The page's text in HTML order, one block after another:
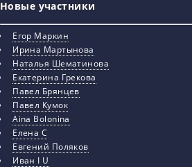
Новые участники
Егор Маркин
Ирина Мартынова
Наталья Шематинова
Екатерина Грекова
Павел Брянцев
Павел Кумок
Aina Bolonina
Елена С
Евгений Поляков
Иван I U